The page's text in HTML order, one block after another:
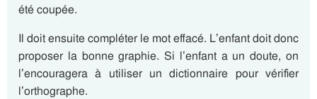
été coupée.
Il doit ensuite compléter le mot effacé. L’enfant doit donc
proposer la bonne graphie. Si l’enfant a un doute, on
l’encouragera à utiliser un dictionnaire pour vérifier
l’orthographe.